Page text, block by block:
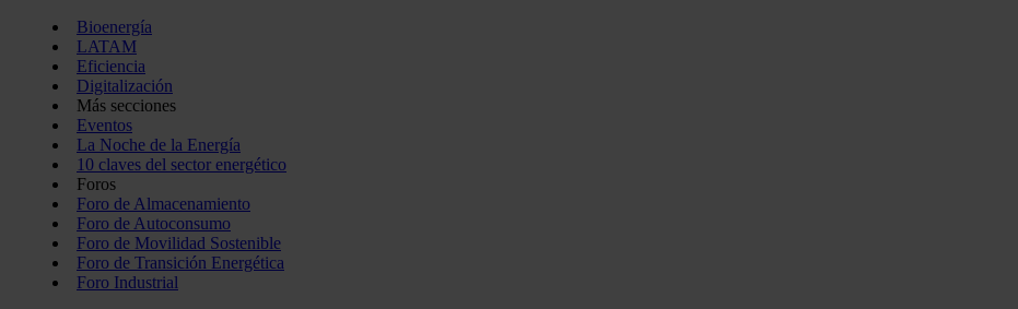
Bioenergía
LATAM
Eficiencia
Digitalización
Más secciones
Eventos
La Noche de la Energía
10 claves del sector energético
Foros
Foro de Almacenamiento
Foro de Autoconsumo
Foro de Movilidad Sostenible
Foro de Transición Energética
Foro Industrial